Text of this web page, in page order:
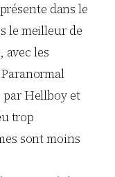
dans le
le meilleur de
avec les
par Hellboy et
trop
sont moins